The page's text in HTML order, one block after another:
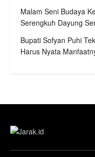
Malam Seni Budaya
Serengkuh Dayung
Bupati Sofyan Puhi
Harus Nyata